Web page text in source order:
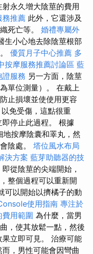
永久增大陰莖的費用
務推薦 此外，它還涉及
死亡等。 婚禮專屬外
生小心地去除陰莖根部
優質月子中心推薦 多
按摩服務推薦討論區 藍
證服務 另一方面，陰莖
單位測量）。 在戴上
止損壞並使使用更容
免受傷，這點很重
停止此過程。 根據
按摩陰囊和睪丸，然
陰處。 塔位風水布局
決方案 藍芽助聽器的技
從陰莖的尖端開始，
整個過程可以重新開
可以開始以擠橘子的動
使用指南 專注於
用範圍 為什麼，當男
，使其放鬆一點，然後
立即可見。 治療可能
，男性可能會因彎曲